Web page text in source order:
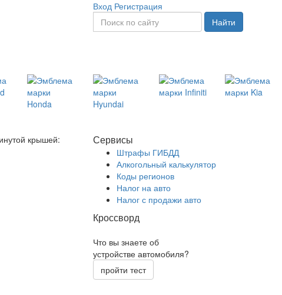
Вход Регистрация
Найти
крышей:
Сервисы
Штрафы ГИБДД
Алкогольный калькулятор
Коды регионов
Налог на авто
Налог с продажи авто
Кроссворд
Что вы знаете об
устройстве автомобиля?
пройти тест